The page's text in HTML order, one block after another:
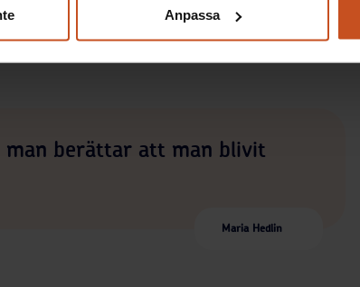
Anpassa
ensamma om de blir utsatta, konstaterar
berättar att man blivit
Maria Hedlin